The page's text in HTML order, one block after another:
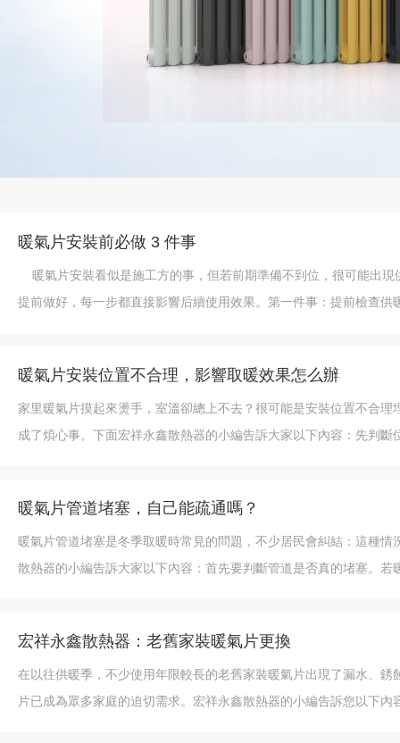
暖氣片安裝前必做 3 件事
暖氣片安裝看似是施工方的事，但若前期準備不到位，很可能出
提前做好，每一步都直接影響后續使用效果。第一件事：提前檢查
暖氣片安裝位置不合理，影響取暖效果怎么辦
家里暖氣片摸起來燙手，室溫卻總上不去？很可能是安裝位置不合
成了煩心事。下面宏祥永鑫散熱器的小編告訴大家以下內容：先判
暖氣片管道堵塞，自己能疏通嗎？
暖氣片管道堵塞是冬季取暖時常見的問題，不少居民會糾結：這種
散熱器的小編告訴大家以下內容：首先要判斷管道是否真的堵塞。
宏祥永鑫散熱器：老舊家裝暖氣片更換
在以往供暖季，不少使用年限較長的老舊家裝暖氣片出現了漏水、
片已成為眾多家庭的迫切需求。宏祥永鑫散熱器的小編告訴您以下